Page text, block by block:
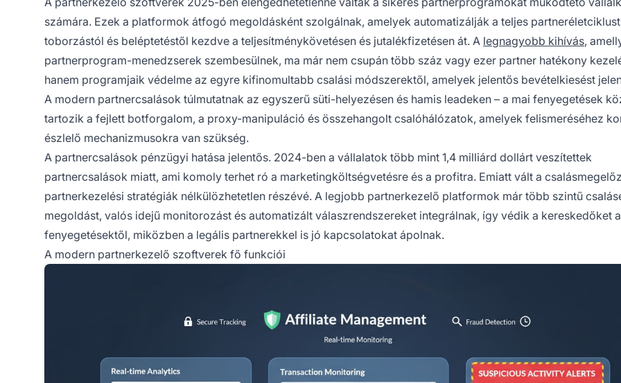
számára. Ezek a platformok átfogó megoldásként szolgálnak, amelyek automatizálják a teljes
toborzástól és beléptetéstől kezdve a teljesítménykövetésen és jutalékfizetésen át. A legnagyobb kihívás,
partnerprogram-menedzserek szembesülnek, ma már nem csupán több száz vagy ezer partner hatékony
hanem programjaik védelme az egyre kifinomultabb csalási módszerektől, amelyek jelentős bevételkiesést
A modern partnercsalások túlmutatnak az egyszerű süti-helyezésen és hamis leadeken – a mai fenyegetések
tartozik a fejlett botforgalom, a proxy-manipuláció és összehangolt csalóhálózatok, amelyek felismeréséhez
észlelő mechanizmusokra van szükség.
A partnercsalások pénzügyi hatása jelentős. 2024-ben a vállalatok több mint 1,4 milliárd dollárt veszítettek
partnercsalások miatt, ami komoly terhet ró a marketingköltségvetésre és a profitra. Emiatt vált a
partnerkezelési stratégiák nélkülözhetetlen részévé. A legjobb partnerkezelő platformok már több szintű
megoldást, valós idejű monitorozást és automatizált válaszrendszereket integrálnak, így védik a kereskedőket a
fenyegetésektől, miközben a legális partnerekkel is jó kapcsolatokat ápolnak.
A modern partnerkezelő szoftverek fő funkciói